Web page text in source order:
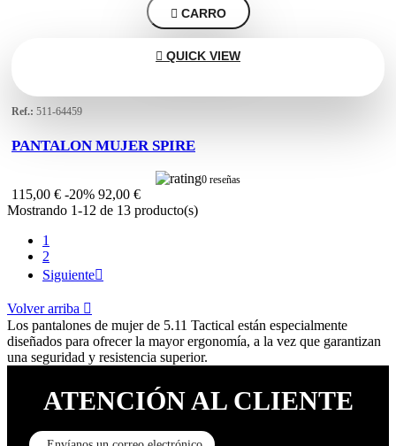
 CARRO
 QUICK VIEW
Ref.: 511-64459
PANTALON MUJER SPIRE
0 reseñas
115,00 € -20% 92,00 €
Mostrando 1-12 de 13 producto(s)
1
2
Siguiente
Volver arriba 
Los pantalones de mujer de 5.11 Tactical están especialmente
diseñados para ofrecer la mayor ergonomía, a la vez que garantizan
una seguridad y resistencia superior.
ATENCIÓN AL CLIENTE